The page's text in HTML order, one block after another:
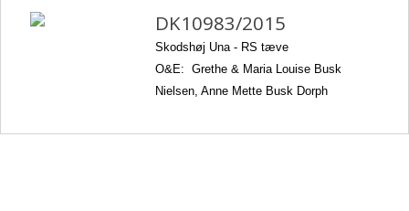
DK10983/2015
Skodshøj Una - RS tæve
O&E: Grethe & Maria Louise Busk
Nielsen, Anne Mette Busk Dorph